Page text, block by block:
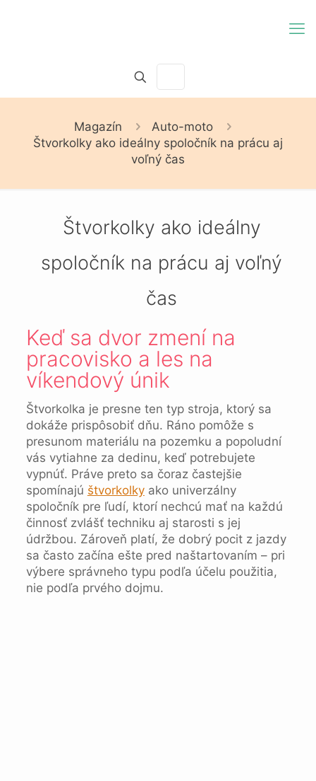
Magazín
Auto-moto
Štvorkolky ako ideálny spoločník na prácu aj
voľný čas
Štvorkolky ako ideálny
spoločník na prácu aj voľný
čas
Keď sa dvor zmení na
pracovisko a les na
víkendový únik
Štvorkolka je presne ten typ stroja, ktorý sa
dokáže prispôsobiť dňu. Ráno pomôže s
presunom materiálu na pozemku a popoludní
vás vytiahne za dedinu, keď potrebujete
vypnúť. Práve preto sa čoraz častejšie
spomínajú štvorkolkyako univerzálny
spoločník pre ľudí, ktorí nechcú mať na každú
činnosť zvlášť techniku aj starosti s jej
údržbou. Zároveň platí, že dobrý pocit z jazdy
sa často začína ešte pred naštartovaním – pri
výbere správneho typu podľa účelu použitia,
nie podľa prvého dojmu.